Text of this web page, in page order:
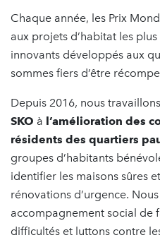
Chaque année, les Prix
aux projets d’habitat les
innovants développés aux
sommes fiers d’être
Depuis 2016, nous
SKO à l’amélioration des
résidents des quartiers
groupes d’habitants
identifier les maisons sûres
rénovations d’urgence.
accompagnement social de
difficultés et luttons contre